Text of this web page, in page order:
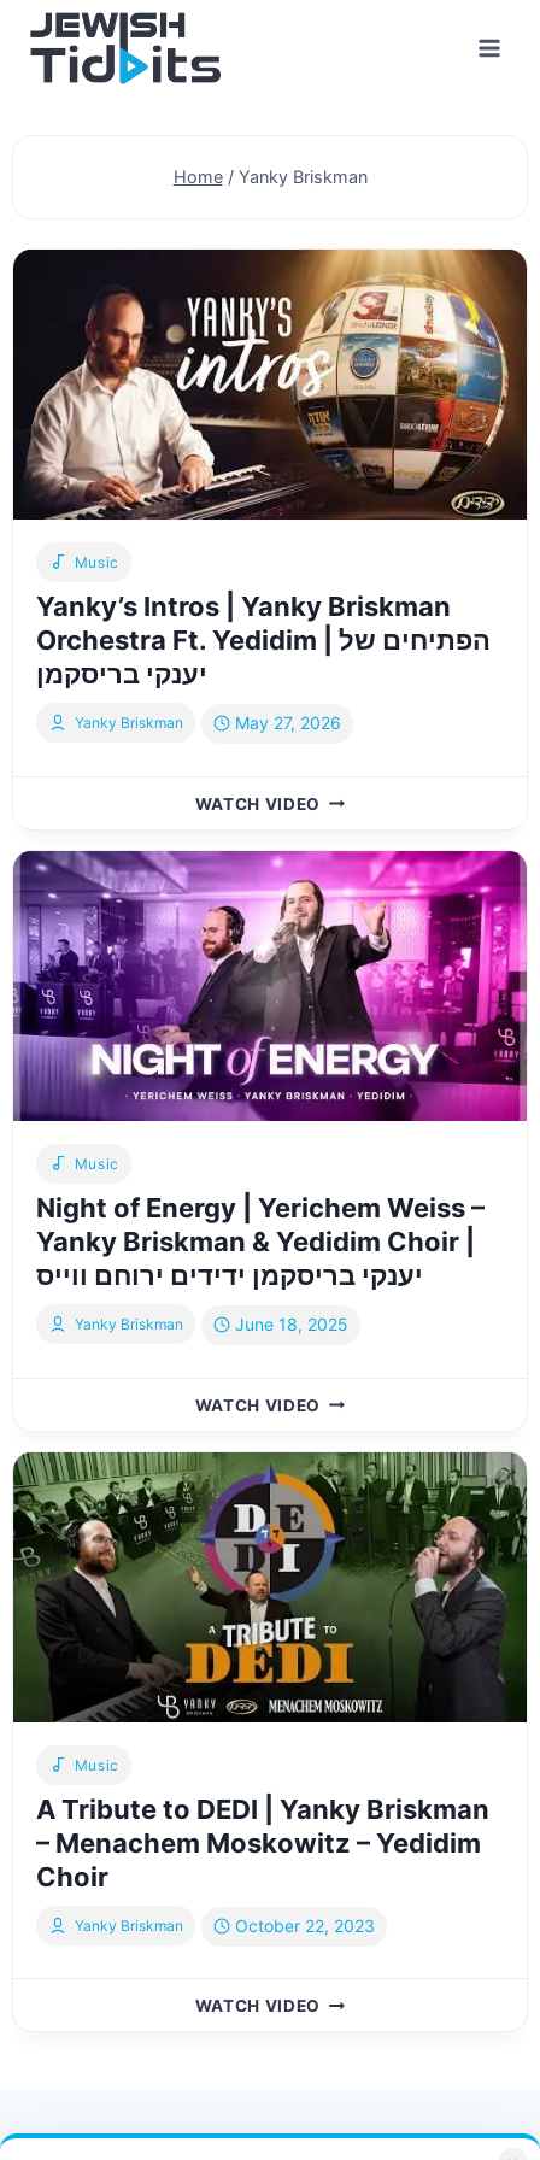
content
Home / Yanky Briskman
Music
Yanky’s Intros | Yanky Briskman
Orchestra Ft. Yedidim | הפתיחים של
יענקי בריסקמן
Yanky Briskman May 27, 2026
WATCH VIDEO YANKY’S
|
YANKY
BRISKMAN
ORCHESTRA
FT.
YEDIDIM
הפתיחים
של
יענקי
בריסקמן
Music
Night of Energy | Yerichem Weiss –
Yanky Briskman & Yedidim Choir |
יענקי בריסקמן ידידים ירוחם ווייס
Yanky Briskman June 18, 2025
WATCH VIDEO NIGHT
ENERGY
|
YERICHEM
WEISS
–
YANKY
BRISKMAN
&
YEDIDIM
CHOIR
|
יענקי
ירוחם
ווייס
Music
A Tribute to DEDI | Yanky Briskman
– Menachem Moskowitz – Yedidim
Choir
Yanky Briskman October 22, 2023
WATCH VIDEO A
Contact Us FAQ Bulletin